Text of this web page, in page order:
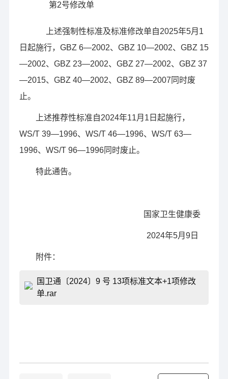
第2号修改单
上述强制性标准及标准修改单自2025年5月1
日起施行，GBZ 6—2002、GBZ 10—2002、GBZ 15
—2002、GBZ 23—2002、GBZ 27—2002、GBZ 37
—2015、GBZ 40—2002、GBZ 89—2007同时废
止。
上述推荐性标准自2024年11月1日起施行，
WS/T 39—1996、WS/T 46—1996、WS/T 63—
1996、WS/T 96—1996同时废止。
特此通告。
国家卫生健康委
2024年5月9日
附件：
国卫通〔2024〕9 号 13项标准文本+1项修改
单.rar